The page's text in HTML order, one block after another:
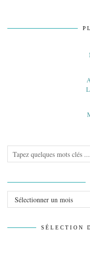
SÉLECTION